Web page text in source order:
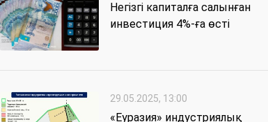
Негізгі капиталға салынған
инвестиция 4%-ға өсті
29.05.2025, 13:00
«Еуразия» индустриялық